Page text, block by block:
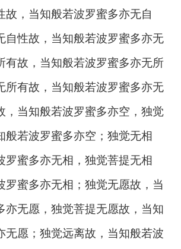
故，当知般若波罗蜜多亦无自
自性故，当知般若波罗蜜多亦无
有故，当知般若波罗蜜多亦无所
所有故，当知般若波罗蜜多亦无
，当知般若波罗蜜多亦空，独觉
般若波罗蜜多亦空；独觉无相
罗蜜多亦无相，独觉菩提无相
罗蜜多亦无相；独觉无愿故，当
亦无愿，独觉菩提无愿故，当知
无愿；独觉远离故，当知般若波